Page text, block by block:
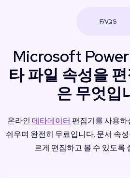
FAQS
Microsoft
타 파일 속성을
은 무엇입
온라인 메타데이터 편집기를 사용하
쉬우며 완전히 무료입니다. 문서 속
르게 편집하고 볼 수 있도록